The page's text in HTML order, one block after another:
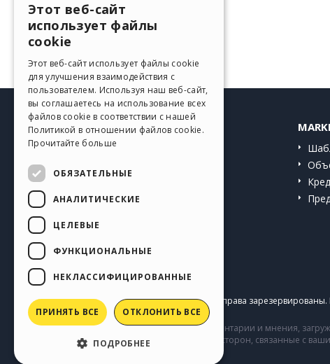
HELP CENTER
Инструкции
Copyright © 2026Incomedia s.r.l.Все права зарезервированы.
Сайт содержит информацию, комментарии и мнения,
комментарии и поведение третьих сторон, связанные с
Incomedia.
GERMAN
SPANISH
PORTUGUESE
POLISH
Этот веб-сайт
использует файлы
cookie
Этот веб-сайт использует файлы cookie
для улучшения взаимодействия с
пользователем. Используя наш веб-сайт,
вы соглашаетесь на использование всех
файлов cookie в соответствии с нашей
Политикой в ​​отношении файлов cookie.
Прочитайте больше
ОБЯЗАТЕЛЬНЫЕ
АНАЛИТИЧЕСКИЕ
ЦЕЛЕВЫЕ
ФУНКЦИОНАЛЬНЫЕ
НЕКЛАССИФИЦИРОВАННЫЕ
ПРИНЯТЬ ВСЕ ОТКЛОНИТЬ ВСЕ
ПОДРОБНЕЕ